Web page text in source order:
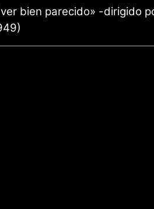
bien parecido» -dirigido